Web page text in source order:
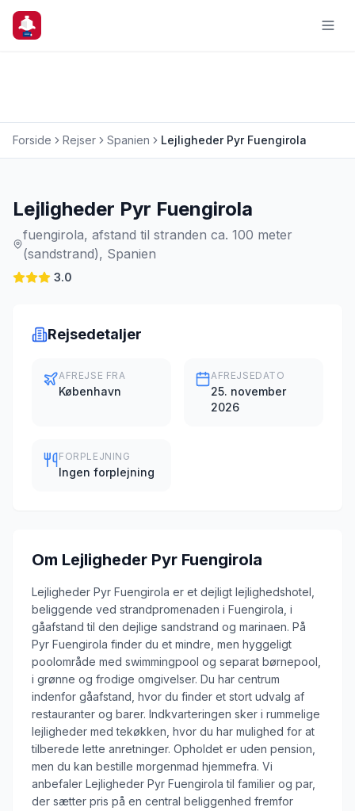
Forside Rejser Spanien Lejligheder Pyr Fuengirola
Charterrejse
Lejligheder Pyr Fuengirola
fuengirola, afstand til stranden ca. 100 meter
(sandstrand), Spanien
3.0
Rejsedetaljer
AFREJSE FRA
København
AFREJSEDATO
25. november
2026
FORPLEJNING
Ingen forplejning
Om Lejligheder Pyr Fuengirola
Lejligheder Pyr Fuengirola er et dejligt lejlighedshotel,
beliggende ved strandpromenaden i Fuengirola, i
gåafstand til den dejlige sandstrand og marinaen. På
Pyr Fuengirola finder du et mindre, men hyggeligt
poolområde med swimmingpool og separat børnepool,
i grønne og frodige omgivelser. Du har centrum
indenfor gåafstand, hvor du finder et stort udvalg af
restauranter og barer. Indkvarteringen sker i rummelige
lejligheder med tekøkken, hvor du har mulighed for at
tilberede lette anretninger. Opholdet er uden pension,
men du kan bestille morgenmad hjemmefra. Vi
anbefaler Lejligheder Pyr Fuengirola til familier og par,
der sætter pris på en central beliggenhed fremfor